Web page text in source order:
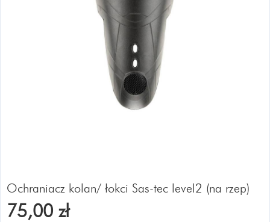
Ochraniacz kolan/ łokci Sas-tec level2 (na rzep)
75,00 zł